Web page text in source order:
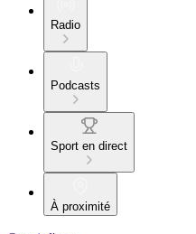
Radio
Podcasts
Sport en direct
À proximité